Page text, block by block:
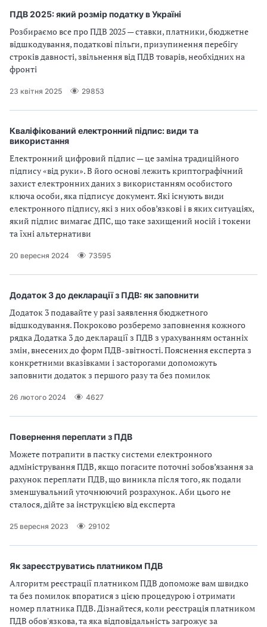
ПДВ 2025: який розмір податку в Україні
Розбираємо все про ПДВ 2025 — ставки, платники, бюджетне
відшкодування, податкові пільги, призупинення перебігу
строків давності, звільнення від ПДВ товарів, необхідних на
фронті
23 квітня 2025 29853
Кваліфікований електронний підпис: види та
використання
Електронний цифровий підпис — це заміна традиційного
підпису «від руки». В його основі лежить криптографічний
захист електронних даних з використанням особистого
ключа особи, яка підписує документ. Які існують види
електронного підпису, які з них обов’язкові і в яких ситуаціях,
який підпис вимагає ДПС, що таке захищений носій і токени
та їхні альтернативи
20 вересня 2024 73595
Додаток 3 до декларації з ПДВ: як заповнити
Додаток 3 подавайте у разі заявлення бюджетного
відшкодування. Покроково розберемо заповнення кожного
рядка Додатка 3 до декларації з ПДВ з урахуванням останніх
змін, внесених до форм ПДВ-звітності. Пояснення експерта з
конкретними вказівками і засторогами допоможуть
заповнити додаток з першого разу та без помилок
26 лютого 2024 4627
Повернення переплати з ПДВ
Можете потрапити в пастку системи електронного
адміністрування ПДВ, якщо погасите поточні зобов’язання за
рахунок переплати ПДВ, що виникла після того, як подали
зменшувальний уточнюючий розрахунок. Аби цього не
сталося, дійте за інструкцією від експерта
25 вересня 2023 29102
Як зареєструватись платником ПДВ
Алгоритм реєстрації платником ПДВ допоможе вам швидко
та без помилок впоратися з цією процедурою і отримати
номер платника ПДВ. Дізнайтеся, коли реєстрація платником
ПДВ обов'язкова, та яка відповідальність загрожує за